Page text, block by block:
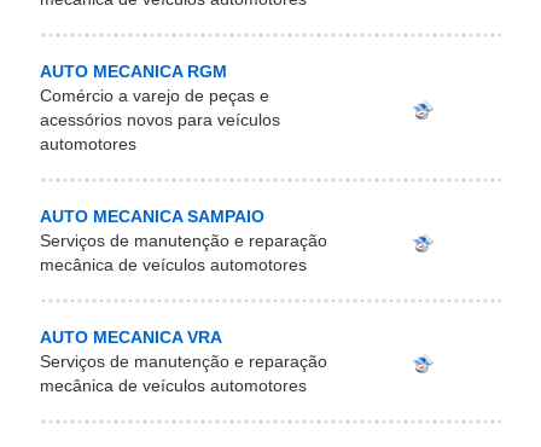
AUTO MECANICA RGM
Comércio a varejo de peças e
acessórios novos para veículos
automotores
AUTO MECANICA SAMPAIO
Serviços de manutenção e reparação
mecânica de veículos automotores
AUTO MECANICA VRA
Serviços de manutenção e reparação
mecânica de veículos automotores